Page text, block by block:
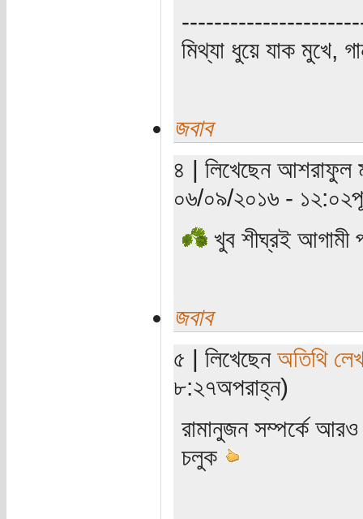
মিথ্যা ধুয়ে যাক মুখে,
জবাব
৪ | লিখেছেন আশরাফুল
০৬/০৯/২০১৬ -
খুব শীঘ্রই আগামী
জবাব
৫ | লিখেছেন অতিথি
৮:২৭অপরাহ্ন)
রামানুজন সম্পর্কে
চলুক